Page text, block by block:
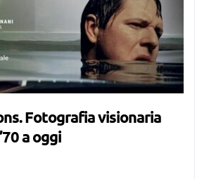
Fotografia visionaria
a oggi